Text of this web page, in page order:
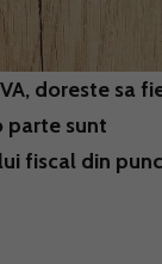
doreste sa
parte sunt
fiscal din